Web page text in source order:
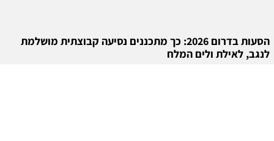
הסעות בדרום 2026: כך מתכננים נסיעה קבוצתית מושלמת
לנגב, לאילת ולים המלח